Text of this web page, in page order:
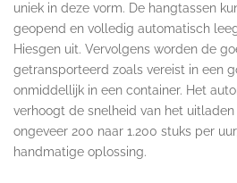
uniek in deze vorm. De hangtassen
geopend en volledig automatisch
Hiesgen uit. Vervolgens worden de
getransporteerd zoals vereist in een
onmiddellijk in een container. Het
verhoogt de snelheid van het
ongeveer 200 naar 1.200 stuks per
handmatige oplossing.